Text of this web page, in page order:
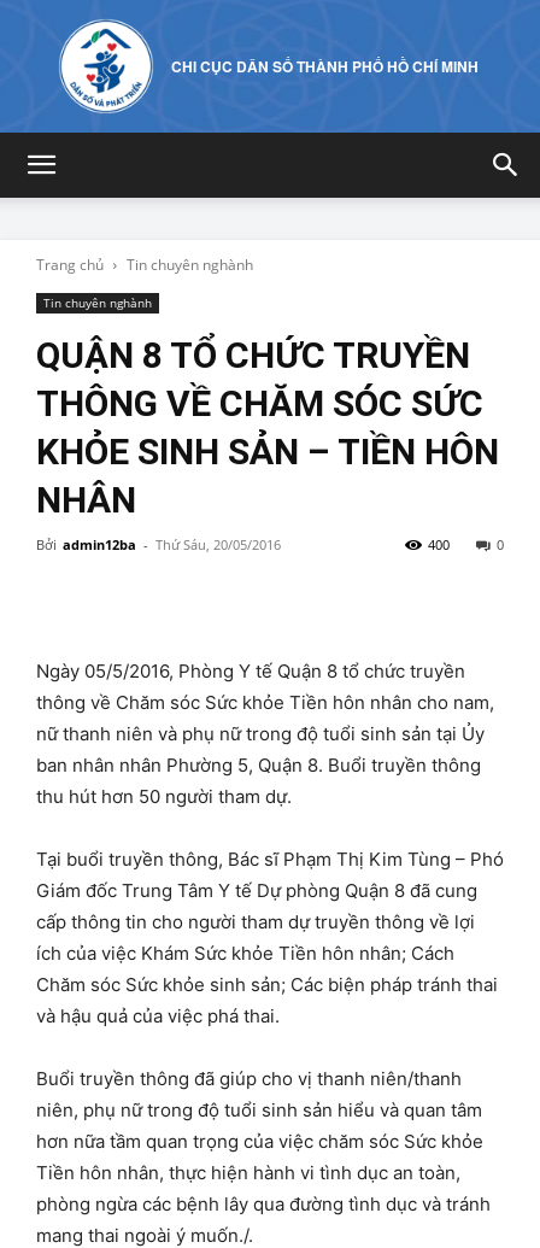
CHI CỤC DÂN SỐ THÀNH PHỐ HỒ CHÍ MINH
Trang chủ Tin chuyên nghành
Tin chuyên nghành
QUẬN 8 TỔ CHỨC TRUYỀN
THÔNG VỀ CHĂM SÓC SỨC
KHỎE SINH SẢN – TIỀN HÔN
NHÂN
Bởi admin12ba - Thứ Sáu, 20/05/2016 0
400
Ngày 05/5/2016, Phòng Y tế Quận 8 tổ chức truyền
thông về Chăm sóc Sức khỏe Tiền hôn nhân cho nam,
nữ thanh niên và phụ nữ trong độ tuổi sinh sản tại Ủy
ban nhân nhân Phường 5, Quận 8. Buổi truyền thông
thu hút hơn 50 người tham dự.
Tại buổi truyền thông, Bác sĩ Phạm Thị Kim Tùng – Phó
Giám đốc Trung Tâm Y tế Dự phòng Quận 8 đã cung
cấp thông tin cho người tham dự truyền thông về lợi
ích của việc Khám Sức khỏe Tiền hôn nhân; Cách
Chăm sóc Sức khỏe sinh sản; Các biện pháp tránh thai
và hậu quả của việc phá thai.
Buổi truyền thông đã giúp cho vị thanh niên/thanh
niên, phụ nữ trong độ tuổi sinh sản hiểu và quan tâm
hơn nữa tầm quan trọng của việc chăm sóc Sức khỏe
Tiền hôn nhân, thực hiện hành vi tình dục an toàn,
phòng ngừa các bệnh lây qua đường tình dục và tránh
mang thai ngoài ý muốn./.